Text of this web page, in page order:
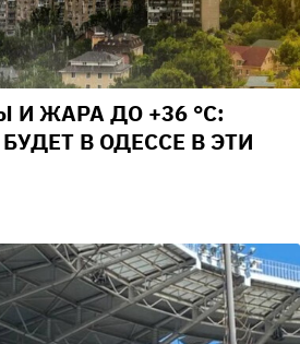
И ЖАРА ДО +36 °С:
В ОДЕССЕ В ЭТИ